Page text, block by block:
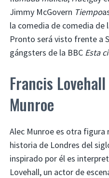
Jimmy McGovern Tiempo
la comedia de comedia de
Pronto será visto frente a
gángsters de la BBC Esta
Francis
Munroe
Alec Munroe es otra figura
historia de Londres del
inspirado por él es
Lovehall, un actor de